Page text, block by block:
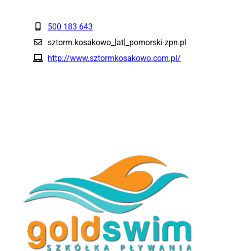
500 183 643
sztorm.kosakowo_[at]_pomorski-zpn.pl
http://www.sztormkosakowo.com.pl/